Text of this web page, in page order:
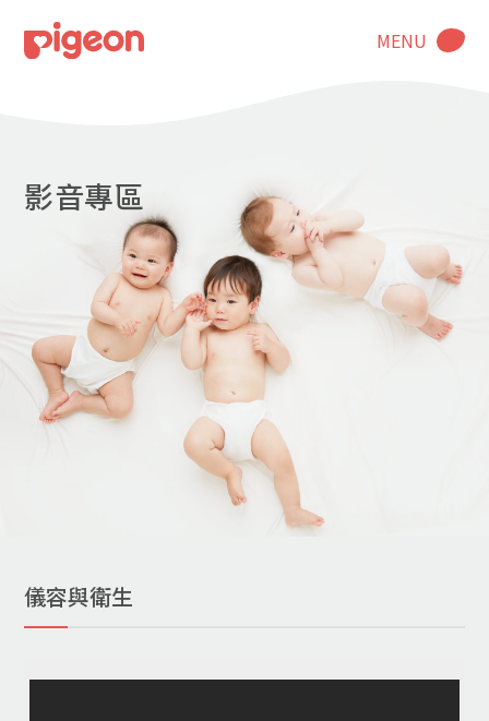
MENU
影音專區
儀容與衛生